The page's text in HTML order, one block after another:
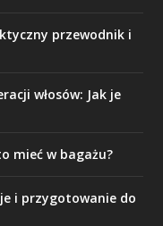
przewodnik i
włosów: Jak je
mieć w bagażu?
i przygotowanie do